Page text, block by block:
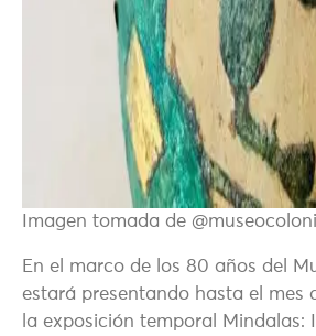
Imagen tomada de
En el marco de los 80 años del
estará presentando hasta el mes
la exposición temporal Mindalas: